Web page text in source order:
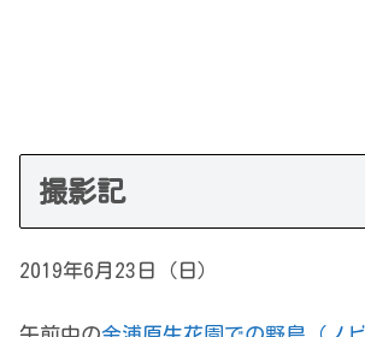
撮影記
2019年6月23日（日）